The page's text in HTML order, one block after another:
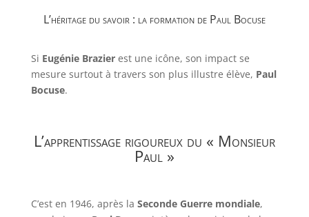
L’héritage du savoir : la formation de Paul Bocuse
Si Eugénie Brazierest une icône, son impact se
mesure surtout à travers son plus illustre élève, Paul
Bocuse.
L’apprentissage rigoureux du « Monsieur
Paul »
C’est en 1946, après la Seconde Guerre mondiale,